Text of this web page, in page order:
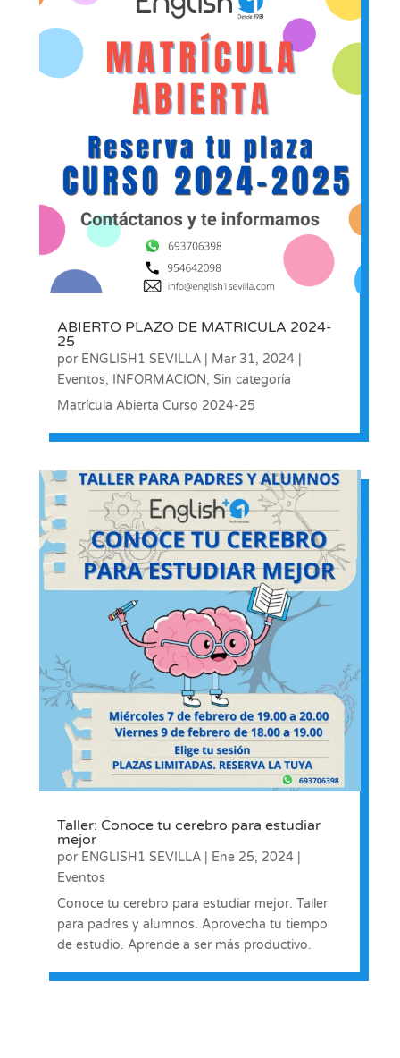
ABIERTO PLAZO DE MATRICULA 2024-
25
por ENGLISH1 SEVILLA| Mar 31, 2024|
Eventos, INFORMACION, Sin categoría
Matrícula Abierta Curso 2024-25
Taller: Conoce tu cerebro para estudiar
mejor
por ENGLISH1 SEVILLA| Ene 25, 2024|
Eventos
Conoce tu cerebro para estudiar mejor. Taller
para padres y alumnos. Aprovecha tu tiempo
de estudio. Aprende a ser más productivo.